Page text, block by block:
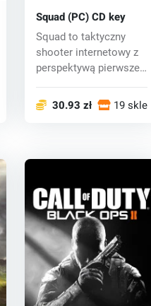
Squad (PC) CD key
Squad to taktyczny
shooter internetowy z
perspektywą pierwszej
30.93 zł 19 sklepy